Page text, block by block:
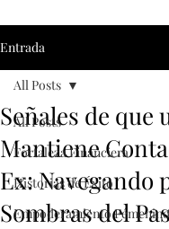
Entrada
All Posts
Fortaleza Financiera
Historias de Éxito
Empoderamiento Fémenino
All Posts
Señales de que
Mantiene
Ex: Navegando
Sombras del